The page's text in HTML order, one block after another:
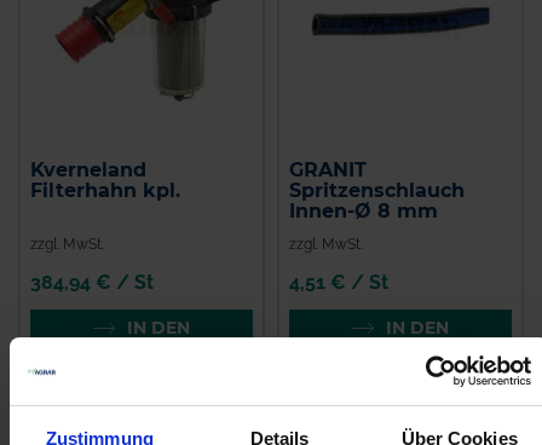
Zustimmung Details Über Cookies
Kverneland
Filterhahn kpl.
zzgl. MwSt.
384,94 € / St
IN DEN
GRANIT
Spritzenschlauch
Innen-Ø 8 mm
zzgl. MwSt.
4,51 € / St
IN DEN
WARENKORB